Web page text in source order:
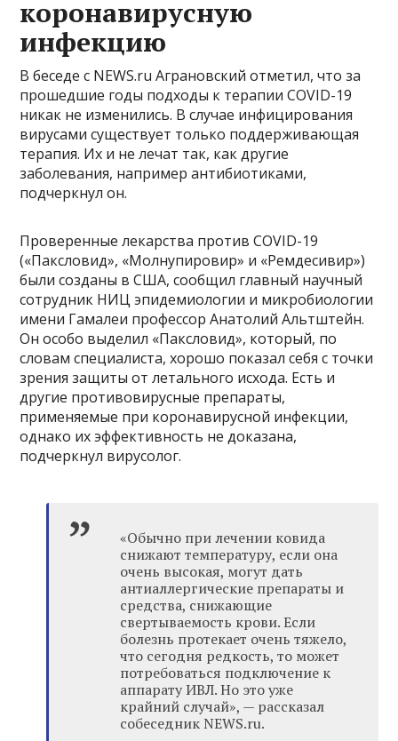
коронавирусную
инфекцию
В беседе с NEWS.ru Аграновский отметил, что за
прошедшие годы подходы к терапии COVID-19
никак не изменились. В случае инфицирования
вирусами существует только поддерживающая
терапия. Их и не лечат так, как другие
заболевания, например антибиотиками,
подчеркнул он.
Проверенные лекарства против COVID-19
(«Паксловид», «Молнупировир» и «Ремдесивир»)
были созданы в США, сообщил главный научный
сотрудник НИЦ эпидемиологии и микробиологии
имени Гамалеи профессор Анатолий Альтштейн.
Он особо выделил «Паксловид», который, по
словам специалиста, хорошо показал себя с точки
зрения защиты от летального исхода. Есть и
другие противовирусные препараты,
применяемые при коронавирусной инфекции,
однако их эффективность не доказана,
подчеркнул вирусолог.
«Обычно при лечении ковида
снижают температуру, если она
очень высокая, могут дать
антиаллергические препараты и
средства, снижающие
свертываемость крови. Если
болезнь протекает очень тяжело,
что сегодня редкость, то может
потребоваться подключение к
аппарату ИВЛ. Но это уже
крайний случай», — рассказал
собеседник NEWS.ru.